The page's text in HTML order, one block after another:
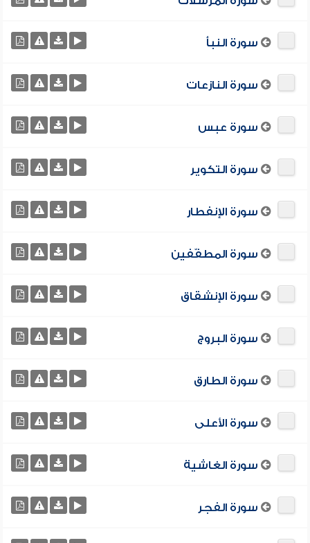
سورة النبأ
سورة النازعات
سورة عبس
سورة التكوير
سورة الإنفطار
سورة المطفّفين
سورة الإنشقاق
سورة البروج
سورة الطارق
سورة الأعلى
سورة الغاشية
سورة الفجر